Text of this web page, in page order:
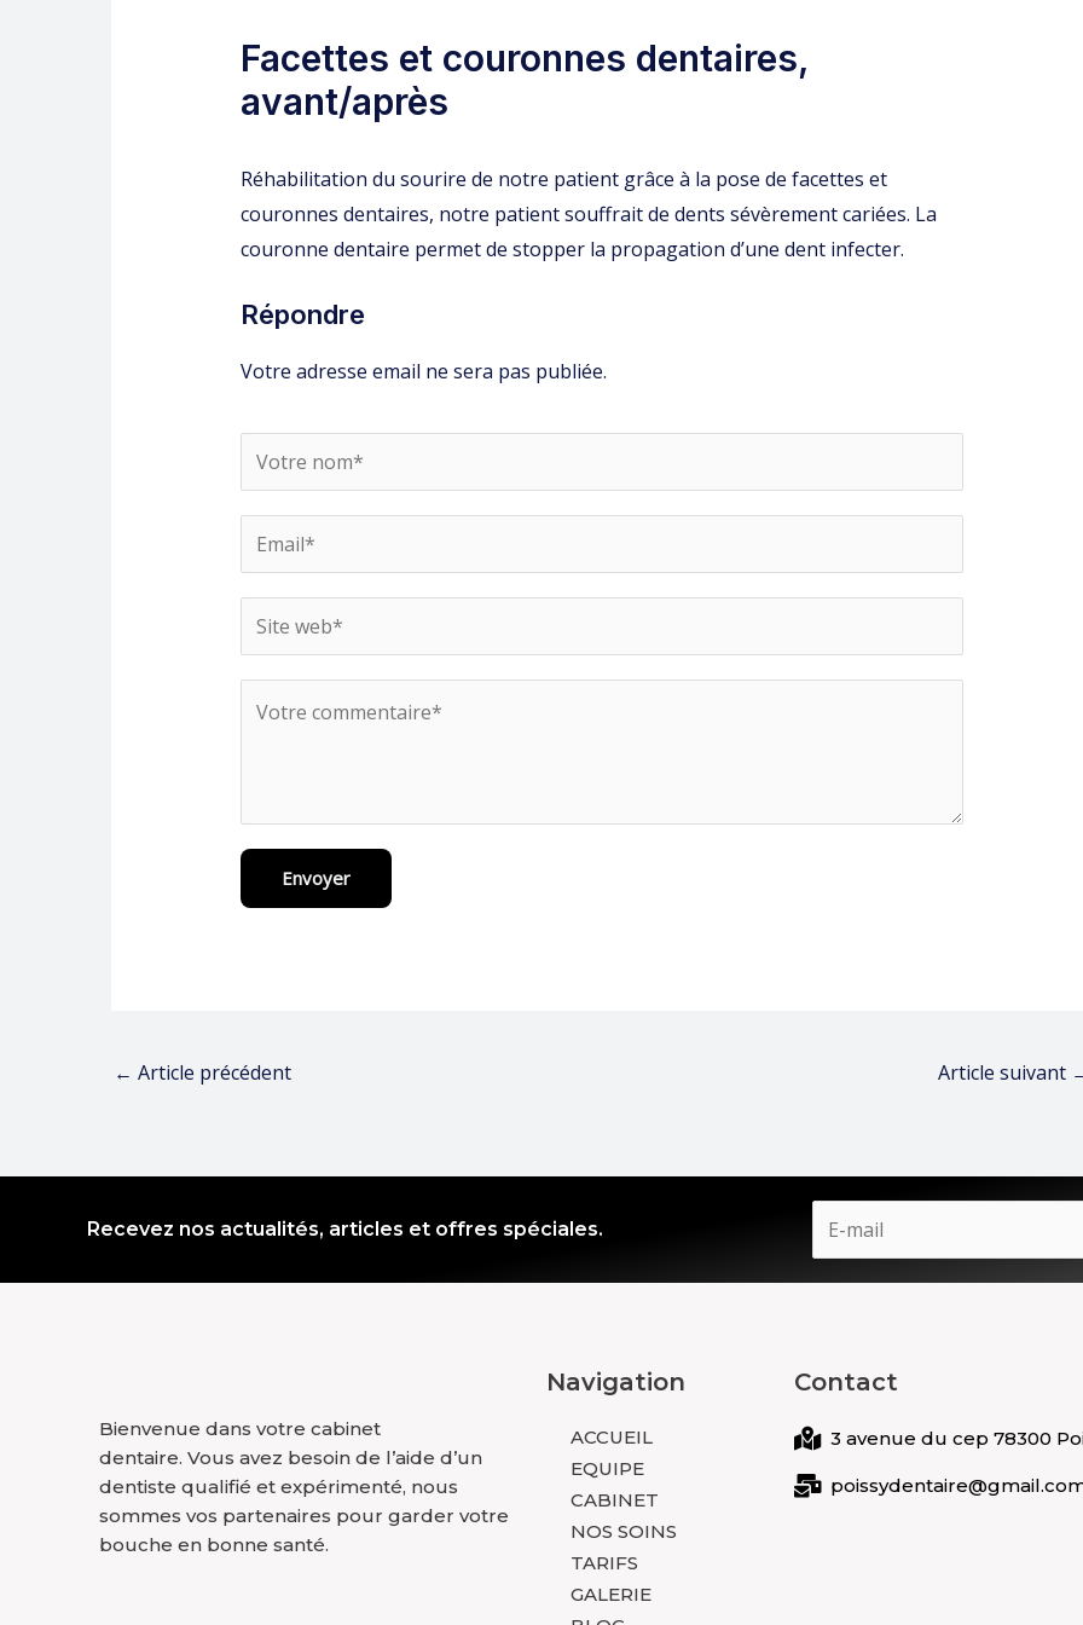
Facettes et couronnes dentaires,
avant/après
Réhabilitation du sourire de notre patient grâce à la pose de facettes et
couronnes dentaires, notre patient souffrait de dents sévèrement cariées. La
couronne dentaire permet de stopper la propagation d’une dent infecter.
Répondre
Votre adresse email ne sera pas publiée.
Envoyer
← Article précédent Article suivant
Recevez nos actualités, articles et offres spéciales.
Bienvenue dans votre cabinet
dentaire. Vous avez besoin de l’aide d’un
dentiste qualifié et expérimenté, nous
sommes vos partenaires pour garder votre
bouche en bonne santé.
Navigation
ACCUEIL
EQUIPE
CABINET
NOS SOINS
TARIFS
GALERIE
Contact
3 avenue du cep 78300